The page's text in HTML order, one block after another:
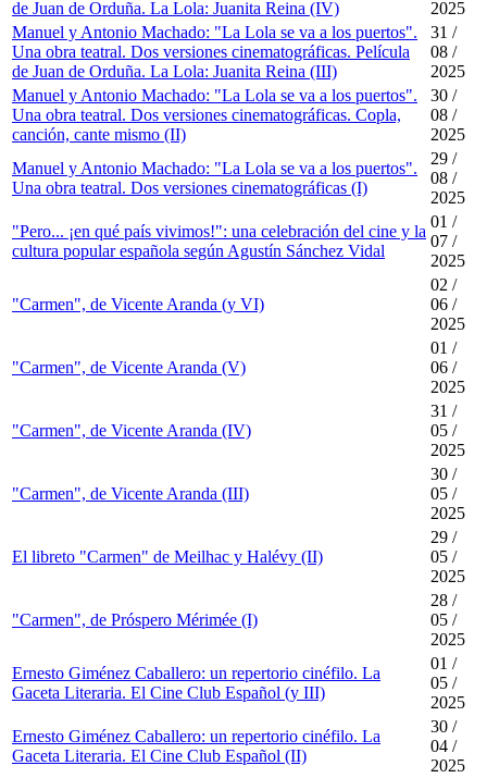
de Juan de Orduña. La Lola: Juanita Reina (IV)
2025
Manuel y Antonio Machado: "La Lola se va a los puertos".
Una obra teatral. Dos versiones cinematográficas. Película
de Juan de Orduña. La Lola: Juanita Reina (III)
31 /
08 /
2025
Manuel y Antonio Machado: "La Lola se va a los puertos".
Una obra teatral. Dos versiones cinematográficas. Copla,
canción, cante mismo (II)
30 /
08 /
2025
Manuel y Antonio Machado: "La Lola se va a los puertos".
Una obra teatral. Dos versiones cinematográficas (I)
29 /
08 /
2025
"Pero... ¡en qué país vivimos!": una celebración del cine y la
cultura popular española según Agustín Sánchez Vidal
01 /
07 /
2025
"Carmen", de Vicente Aranda (y VI)
02 /
06 /
2025
"Carmen", de Vicente Aranda (V)
01 /
06 /
2025
"Carmen", de Vicente Aranda (IV)
31 /
05 /
2025
"Carmen", de Vicente Aranda (III)
30 /
05 /
2025
El libreto "Carmen" de Meilhac y Halévy (II)
29 /
05 /
2025
"Carmen", de Próspero Mérimée (I)
28 /
05 /
2025
Ernesto Giménez Caballero: un repertorio cinéfilo. La
Gaceta Literaria. El Cine Club Español (y III)
01 /
05 /
2025
Ernesto Giménez Caballero: un repertorio cinéfilo. La
Gaceta Literaria. El Cine Club Español (II)
30 /
04 /
2025